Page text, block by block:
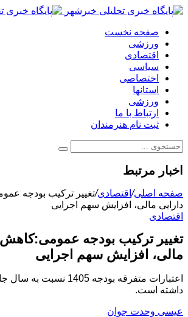
صفحه نخست
ورزشی
اقتصادی
سیاسی
اختصاصی
استانها
ورزشی
ارتباط با ما
ثبت نام هنرمندان
اخبار مرتبط
صفحه اصلی/اقتصادی/تغییر ترکیب بودجه
دارایی‌ مالی، افزایش سهم اجرایی
اقتصادی
تغییر ترکیب بودجه
مالی، افزایش سهم اجرایی
داشته است.
عیسی وحدت جوان